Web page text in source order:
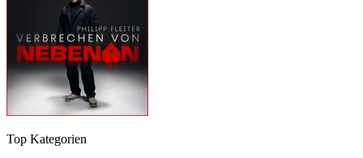
Top Kategorien